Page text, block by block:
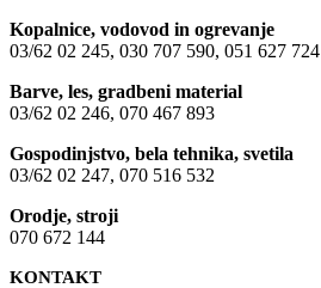
Kopalnice, vodovod in ogrevanje
03/62 02 245, 030 707 590, 051 627 724
Barve, les, gradbeni material
03/62 02 246, 070 467 893
Gospodinjstvo, bela tehnika, svetila
03/62 02 247, 070 516 532
Orodje, stroji
070 672 144
KONTAKT